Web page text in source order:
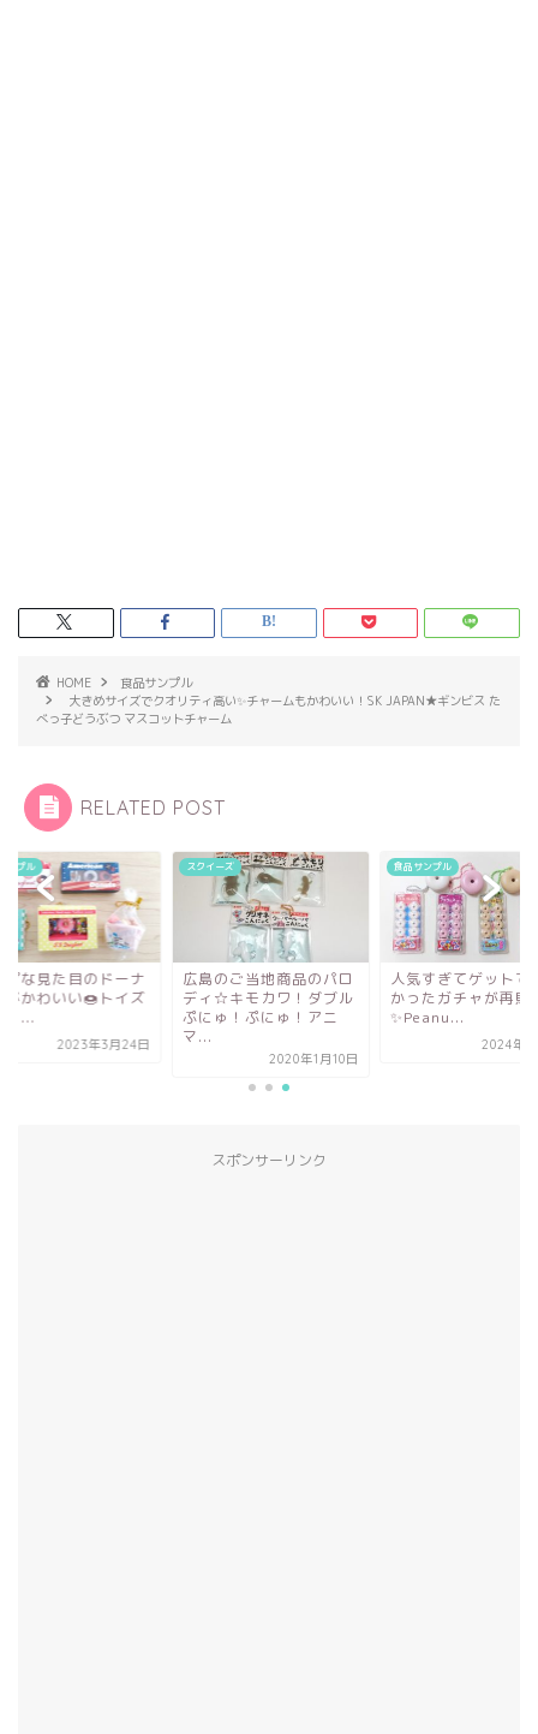
HOME
食品サンプル
大きめサイズでクオリティ高い✨チャームもかわいい！SK JAPAN★ギンビス た
べっ子どうぶつ マスコットチャーム
RELATED POST
ーズ
のご当地商品のパロ
☆キモカワ！ダブル
！ぷにゅ！アニ
食品サンプル
人気すぎてゲットできな
かったガチャが再販
✨Peanu...
食品サンプル
ポップな見た目のド
ッツがかわいい🍩ト
スピリ...
2023年3
スポンサーリンク